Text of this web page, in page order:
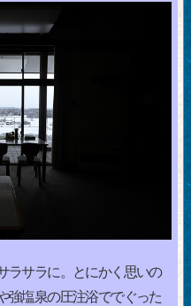
ラサラに。とにかく思いの
強塩泉の圧注浴ででぐった